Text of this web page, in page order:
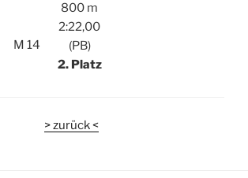
M 14
800 m
2:22,00
(PB)
2. Platz
> zurück <